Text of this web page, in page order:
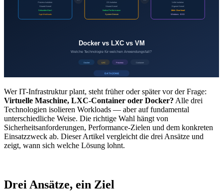
Wer IT-Infrastruktur plant, steht früher oder später vor der Frage:
Virtuelle Maschine, LXC-Container oder Docker? Alle drei
Technologien isolieren Workloads — aber auf fundamental
unterschiedliche Weise. Die richtige Wahl hängt von
Sicherheitsanforderungen, Performance-Zielen und dem konkreten
Einsatzzweck ab. Dieser Artikel vergleicht die drei Ansätze und
zeigt, wann sich welche Lösung lohnt.
Drei Ansätze, ein Ziel